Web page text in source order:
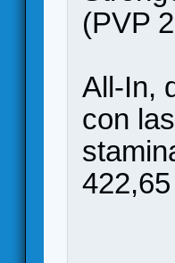
(PVP
All-In,
con